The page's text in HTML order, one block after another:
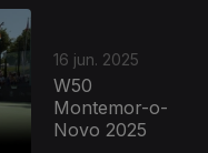
16 jun. 2025
W50
Montemor-o-
Novo 2025